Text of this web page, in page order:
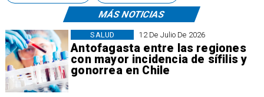
MÁS NOTICIAS
12 De Julio De 2026
Antofagasta entre las regiones
con mayor incidencia de sífilis y
gonorrea en Chile
SALUD